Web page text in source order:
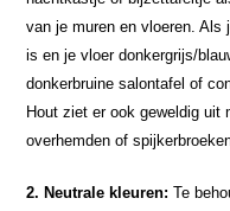
van je muren en vloeren. Als
is en je vloer donkergrijs/
donkerbruine salontafel of
Hout ziet er ook geweldig
overhemden of
2. Neutrale kleuren: Te